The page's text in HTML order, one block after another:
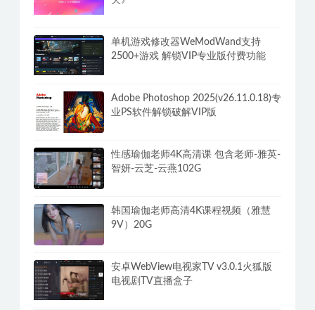
单机游戏修改器WeModWand支持
2500+游戏 解锁VIP专业版付费功能
Adobe Photoshop 2025(v26.11.0.18)专
业PS软件解锁破解VIP版
性感瑜伽老师4K高清课 包含老师-雅英-
智妍-云芝-云燕102G
韩国瑜伽老师高清4K课程视频（雅慧
9V）20G
安卓WebView电视家TV v3.0.1火狐版
电视剧TV直播盒子